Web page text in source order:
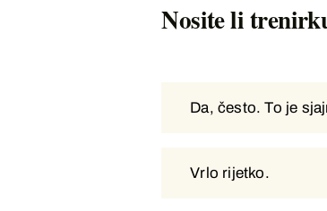
Nosite li
Da, često. To je
Vrlo rijetko.
Da, često. To je
Vrlo rijetko.